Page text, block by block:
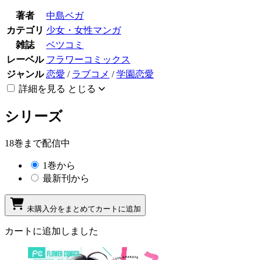
著者
中島ベガ
カテゴリ 少女・女性マンガ
雑誌
ベツコミ
レーベル フラワーコミックス
ジャンル 恋愛 / ラブコメ /学園恋愛
詳細を見る とじる
シリーズ
18巻まで配信中
1巻から
最新刊から
未購入分をまとめてカートに追加
カートに追加しました